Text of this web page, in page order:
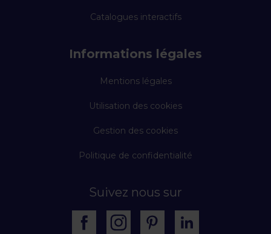
Catalogues interactifs
Informations légales
Mentions légales
Utilisation des cookies
Gestion des cookies
Politique de confidentialité
Suivez nous sur